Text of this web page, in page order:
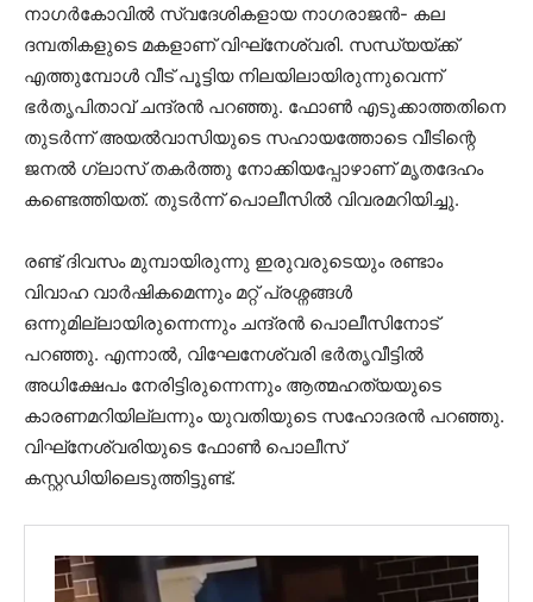
നാഗര്‍കോവില്‍ സ്വദേശികളായ നാഗരാജന്‍- കല
ദമ്പതികളുടെ മകളാണ് വിഘ്‌നേശ്വരി. സന്ധ്യയ്ക്ക്
എത്തുമ്പോള്‍ വീട് പൂട്ടിയ നിലയിലായിരുന്നുവെന്ന്
ഭര്‍തൃപിതാവ് ചന്ദ്രന്‍ പറഞ്ഞു. ഫോണ്‍ എടുക്കാത്തതിനെ
തുടര്‍ന്ന് അയല്‍വാസിയുടെ സഹായത്തോടെ വീടിന്റെ
ജനല്‍ ഗ്ലാസ് തകര്‍ത്തു നോക്കിയപ്പോഴാണ് മൃതദേഹം
കണ്ടെത്തിയത്. തുടര്‍ന്ന് പൊലീസില്‍ വിവരമറിയിച്ചു.
രണ്ട് ദിവസം മുമ്പായിരുന്നു ഇരുവരുടെയും രണ്ടാം
വിവാഹ വാര്‍ഷികമെന്നും മറ്റ് പ്രശ്നങ്ങള്‍
ഒന്നുമില്ലായിരുന്നെന്നും ചന്ദ്രന്‍ പൊലീസിനോട്
പറഞ്ഞു. എന്നാല്‍, വിഘേനേശ്വരി ഭര്‍തൃവീട്ടില്‍
അധിക്ഷേപം നേരിട്ടിരുന്നെന്നും ആത്മഹത്യയുടെ
കാരണമറിയില്ലന്നും യുവതിയുടെ സഹോദരന്‍ പറഞ്ഞു.
വിഘ്‌നേശ്വരിയുടെ ഫോണ്‍ പൊലീസ്
കസ്റ്റഡിയിലെടുത്തിട്ടുണ്ട്.